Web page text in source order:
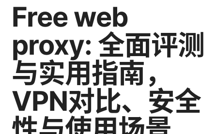
Free web
proxy: 全面评测
与实用指南，
VPN对比、安全